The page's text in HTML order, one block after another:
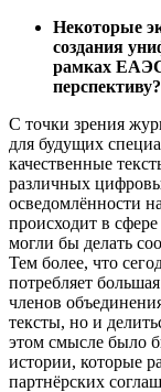
Некоторые
создания
рамках
перспективу?
С точки зрения
для будущих
качественные
различных
осведомлённости
происходит в
могли бы делать
Тем более, что
потребляет
членов
тексты, но и
этом смысле было
истории, которые
партнёрских